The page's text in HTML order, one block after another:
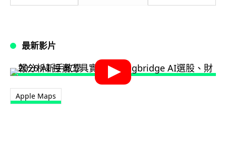
最新影片
Apple Maps